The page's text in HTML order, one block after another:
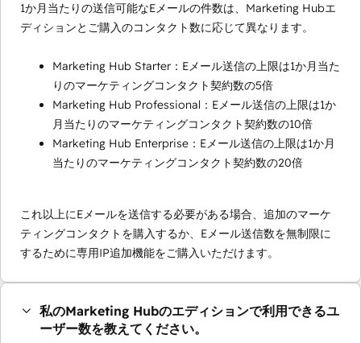
1か月当たりの送信可能なEメールの件数は、Marketing Hubエ
ディションとご購入のコンタクト数に応じて異なります。
Marketing Hub Starter：Eメール送信の上限は1か月当た
りのマーケティングコンタクト契約数の5倍
Marketing Hub Professional：Eメール送信の上限は1か
月当たりのマーケティングコンタクト契約数の10倍
Marketing Hub Enterprise：Eメール送信の上限は1か月
当たりのマーケティングコンタクト契約数の20倍
これ以上にEメールを送信する必要がある場合、追加のマーケ
ティングコンタクトを購入するか、Eメール送信数を無制限に
するために専用IP追加機能をご購入いただけます。
私のMarketing Hubのエディションで利用できるユ
ーザー数を教えてください。